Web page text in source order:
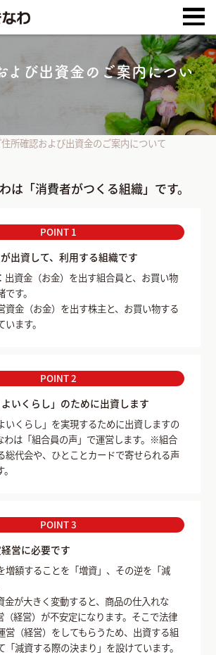
よび出資金のご案内につい
住所確認および出資金のご案内について
は「消費者がつくる組織」です。
POINT 1
出資して、利用する組織です
出資金（お金）を出す組合員と、お買い物
す。
資金（お金）を出す株主と、お買い物する
ます。
POINT 2
いくらし」のために出資します
いくらし」を実現するために出資しますの
わは「組合員の声」で運営します。※組合
総代会や、ひとことカードで寄せられる声
POINT 3
営に必要です
増額することを「増資」、その逆を「減
金が大きく変動すると、商品の仕入れな
（経営）が不安定になります。そこで法律
営（経営）をしてもらうため、出資する組
減資する際の決まり」を設けています。